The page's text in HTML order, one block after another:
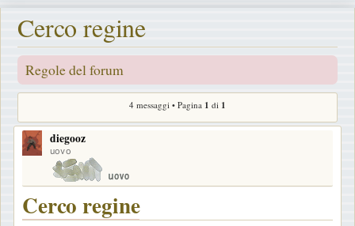
Cerco regine
Regole del forum
4 messaggi • Pagina 1 di 1
diegooz
uovo
Cerco regine